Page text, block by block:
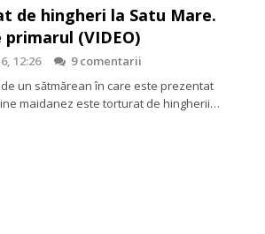
de hingheri la Satu Mare.
primarul (VIDEO)
12:26
9 comentarii
un sătmărean în care este prezentat
maidanez este torturat de hingherii…